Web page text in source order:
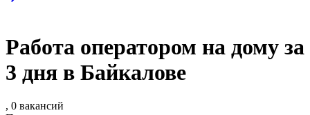
Работа оператором на дому за
3 дня в Байкалове
, 0 вакансий